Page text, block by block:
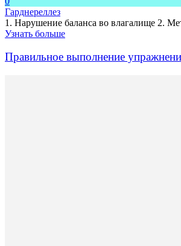
Гарднереллез
1. Нарушение баланса во влагалище 2.
Узнать больше
Правильное выполнение